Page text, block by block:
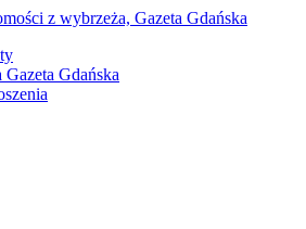
Gazeta Gdańska